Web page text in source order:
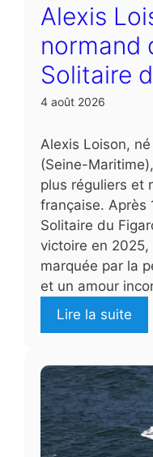
Alexis
normand
Solitaire
4 août 2026
Alexis Loison,
(Seine-
plus réguliers et
française. Après
Solitaire du
victoire en
marquée par la
et un amour
Lire la suite